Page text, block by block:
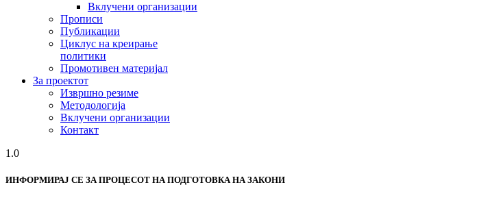
Вклучени организации
Прописи
Публикации
Циклус на креирање
политики
Промотивен материјал
За проектот
Извршно резиме
Методологија
Вклучени организации
Контакт
1.0
ИНФОРМИРАЈ СЕ ЗА ПРОЦЕСОТ НА ПОДГОТОВКА НА ЗАКОНИ